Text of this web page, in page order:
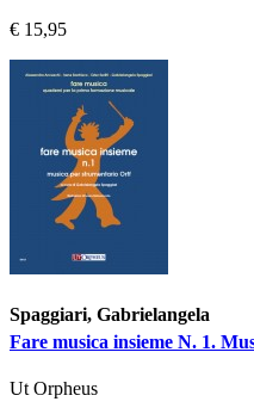
€ 15,95
Spaggiari, Gabrielangela
Fare musica insieme N. 1.
Ut Orpheus